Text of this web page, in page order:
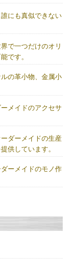
にも真似できない
で一つだけのオリ
です。
の革小物、金属小
メイドのアクセサ
ダーメイドの生産
供しています。
ーメイドのモノ作